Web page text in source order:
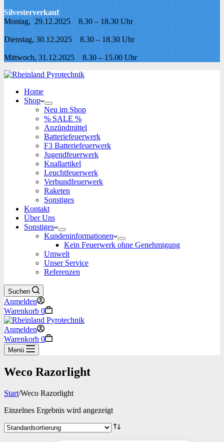
Silvesterverkauf
Montag, 29.12.2025 8.30 – 18.30 Uhr
Dienstag, 30.12.2025 8.30 – 18.30 Uhr
Mittwoch, 31.12.2025 8.30 – 15.00 Uhr
Home
Shop
Neu im Shop
% SALE %
Anzündmittel
Batteriefeuerwerk
F3 Batteriefeuerwerk
Jugendfeuerwerk​
Knallartikel
Leuchtfeuerwerk​
Verbundfeuerwerk
Raketen
Sonstiges
Kontakt
Über Uns
Sonstiges
Kundeninformationen
Kein Feuerwerk ohne Genehmigung
Umwelt
Unser Service
Referenzen
Suchen
Anmelden
Warenkorb 0
Anmelden
Warenkorb 0
Menü
Weco Razorlight
Start/Weco Razorlight
Einzelnes Ergebnis wird angezeigt